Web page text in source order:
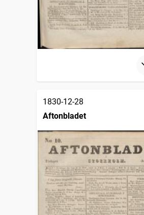
1830-12-28
Aftonbladet